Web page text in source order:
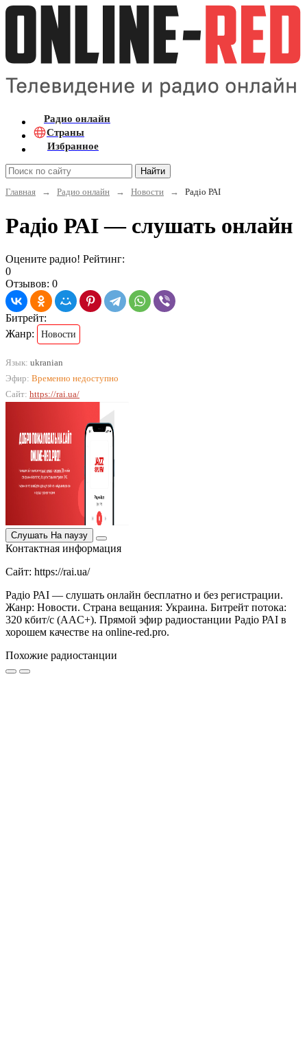
Радио онлайн
Страны
Избранное
Найти
Главная
→ Радио онлайн → Новости → Радіо РАІ
Радіо РАІ — слушать онлайн
Оцените радио! Рейтинг:
0
Отзывов: 0
Битрейт:
Жанр:
Новости
Язык: ukranian
Эфир: Временно недоступно
Сайт: https://rai.ua/
Слушать На паузу
Контактная информация
Сайт: https://rai.ua/
Радіо РАІ — слушать онлайн бесплатно и без регистрации.
Жанр: Новости. Страна вещания: Украина. Битрейт потока:
320 кбит/с (AAC+). Прямой эфир радиостанции Радіо РАІ в
хорошем качестве на online-red.pro.
Похожие радиостанции